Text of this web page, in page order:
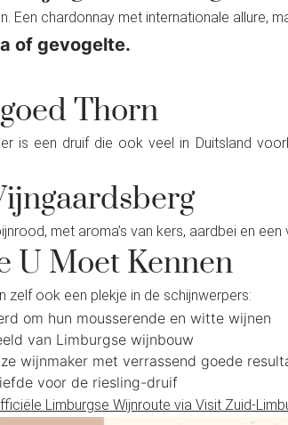
Een chardonnay met internationale allure,
of gevogelte.
Thorn
is een druif die ook veel in Duitsland
met aroma’s van kers, aardbei en een
U Moet Kennen
zelf ook een plekje in de schijnwerpers:
om hun mousserende en witte wijnen
van Limburgse wijnbouw
wijnmaker met verrassend goede
voor de riesling-druif
Limburgse Wijnroute via Visit Zuid-